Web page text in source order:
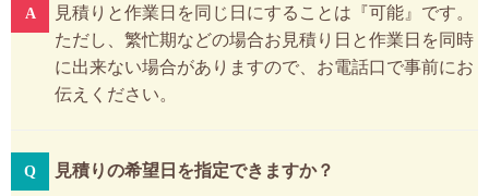
見積りと作業日を同じ日にすることは『可能』です。
ただし、繁忙期などの場合お見積り日と作業日を同時
に出来ない場合がありますので、お電話口で事前にお
伝えください。
見積りの希望日を指定できますか？